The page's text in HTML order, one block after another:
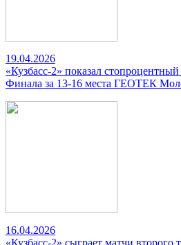
19.04.2026
«Кузбасс-2» показал стопроцентный
Финала за 13-16 места ГЕОТЕК
16.04.2026
«Кузбасс-2» сыграет матчи второго